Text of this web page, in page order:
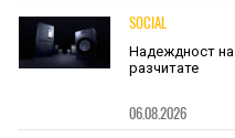
SOCIAL
Надеждност на
разчитате
06.08.2026